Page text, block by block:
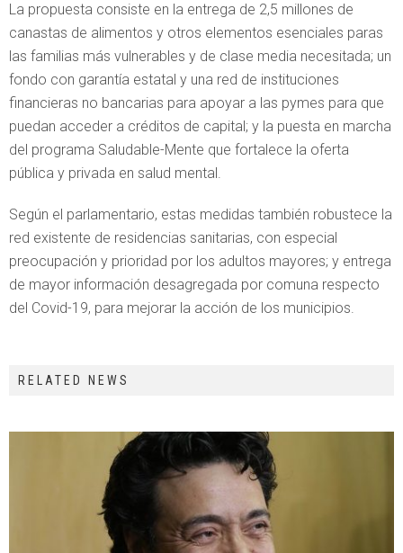
La propuesta consiste en la entrega de 2,5 millones de
canastas de alimentos y otros elementos esenciales paras
las familias más vulnerables y de clase media necesitada; un
fondo con garantía estatal y una red de instituciones
financieras no bancarias para apoyar a las pymes para que
puedan acceder a créditos de capital; y la puesta en marcha
del programa Saludable-Mente que fortalece la oferta
pública y privada en salud mental.
Según el parlamentario, estas medidas también robustece la
red existente de residencias sanitarias, con especial
preocupación y prioridad por los adultos mayores; y entrega
de mayor información desagregada por comuna respecto
del Covid-19, para mejorar la acción de los municipios.
RELATED NEWS